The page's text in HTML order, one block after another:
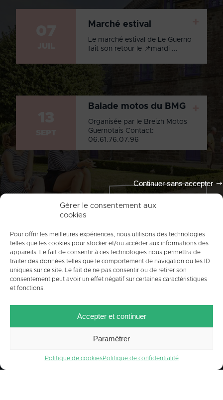
Gérer le consentement aux
cookies
Pour offrir les meilleures expériences, nous utilisons des technologies
telles que les cookies pour stocker et/ou accéder aux informations des
appareils. Le fait de consentir à ces technologies nous permettra de
traiter des données telles que le comportement de navigation ou les ID
uniques sur ce site. Le fait de ne pas consentir ou de retirer son
consentement peut avoir un effet négatif sur certaines caractéristiques
et fonctions.
Accepter et continuer
Continuer sans accepter
Paramétrer
Politique de cookiesPolitique de confidentialité
Marché estival
Le marché estival de Le Guerno
fait son retour le 📌mardi ...
Balade motos du BMG
Organisée par le Breizh Motos
Guernotais Contact:
06.61.76.07.96
PLAN DU SITE
MENTIONS LÉGALES
CRÉDITS POLITIQUE DE COOKIES (UE)